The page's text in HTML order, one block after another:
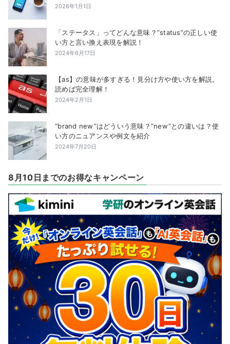
2026年1月1日
「ステータス」ってどんな意味？”status”の正しい使
い方と言い換え表現を解説！
2024年6月17日
【as】の意味が多すぎる！見分け方や使い方を解説。
読めば完全理解！
2024年2月1日
“brand new”はどういう意味？”new”との違いは？使
い方のニュアンスや例文を紹介
2024年7月20日
8月10日までのお得なキャンペーン